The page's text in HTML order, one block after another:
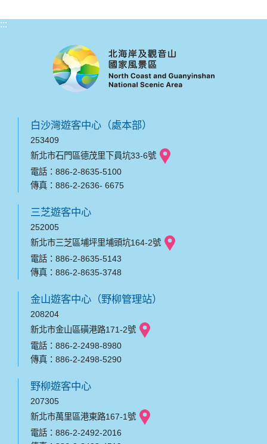
:::
白沙灣遊客中心（處本部）
253409
新北市石門區德茂里下員坑33-6號
電話：886-2-8635-5100
傳真：886-2-2636- 6675
三芝遊客中心
252005
新北市三芝區埔坪里埔頭坑164-2號
電話：886-2-8635-5143
傳真：886-2-8635-3748
金山遊客中心（野柳管理站）
208204
新北市金山區磺港路171-2號
電話：886-2-2498-8980
傳真：886-2-2498-5290
野柳遊客中心
207305
新北市萬里區港東路167-1號
電話：886-2-2492-2016